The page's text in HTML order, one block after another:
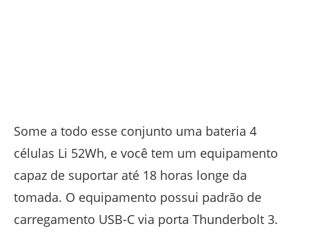
Some a todo esse conjunto uma bateria 4
células Li 52Wh, e você tem um equipamento
capaz de suportar até 18 horas longe da
tomada. O equipamento possui padrão de
carregamento USB-C via porta Thunderbolt 3.